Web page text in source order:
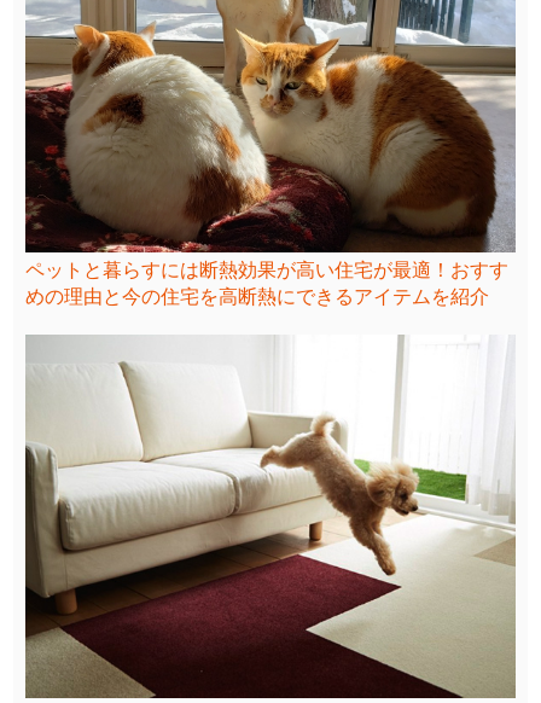
ペットと暮らすには断熱効果が高い住宅が最適！おすす
めの理由と今の住宅を高断熱にできるアイテムを紹介